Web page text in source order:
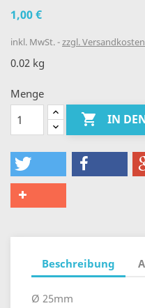
1,00 €
inkl. MwSt. zzgl. Versandkosten
0.02 kg
Menge
 IN
Beschreibung
Ø 25mm